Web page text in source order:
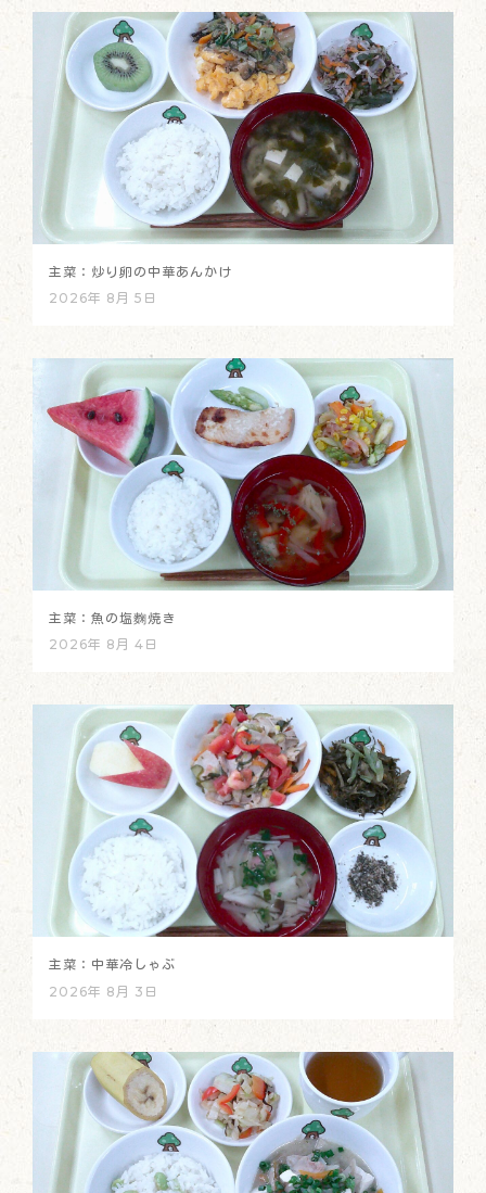
主菜：炒り卵の中華あんかけ
2026年 8月 5日
主菜：魚の塩麴焼き
2026年 8月 4日
主菜：中華冷しゃぶ
2026年 8月 3日